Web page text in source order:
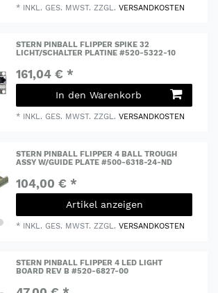
* INKL. GES. MWST. ZZGL.VERSANDKOSTEN
STERN PINBALL FLIPPER SPIKE 32
LICHT/SCHALTER PLATINE #520-5322-10
161,04 € *
In den Warenkorb
* INKL. GES. MWST. ZZGL.VERSANDKOSTEN
STERN PINBALL FLIPPER 4 BALL TROUGH
ASSY W/GUIDE PLATE #500-6318-24-ND
104,00 € *
Artikel anzeigen
* INKL. GES. MWST. ZZGL.VERSANDKOSTEN
STERN PINBALL FLIPPER 4 LED LIGHT
BOARD REV B #520-6827-00